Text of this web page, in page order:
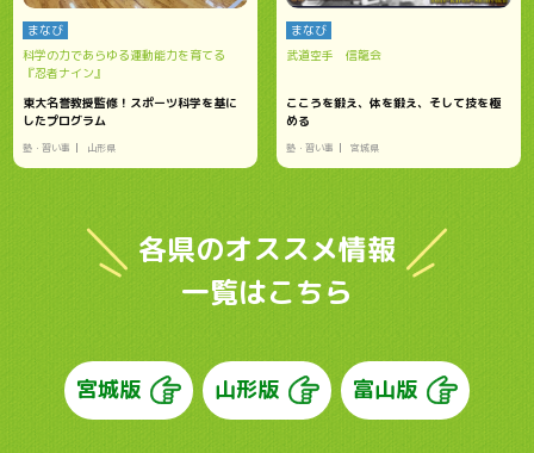
まなび
科学の力であらゆる運動能力を育てる
『忍者ナイン』
東大名誉教授監修！スポーツ科学を基に
したプログラム
塾・習い事 山形県
まなび
武道空手 信龍会
こころを鍛え、体を鍛え、そして技を極
める
塾・習い事 宮城県
各県のオススメ情報
一覧はこちら
宮城版 山形版 富山版